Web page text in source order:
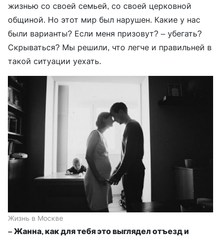
жизнью со своей семьей, со своей церковной
общиной. Но этот мир был нарушен. Какие у нас
были варианты? Если меня призовут? – убегать?
Скрываться? Мы решили, что легче и правильней в
такой ситуации уехать.
Жизнь в Москве
– Жанна, как для тебя это выглядел отъезд и